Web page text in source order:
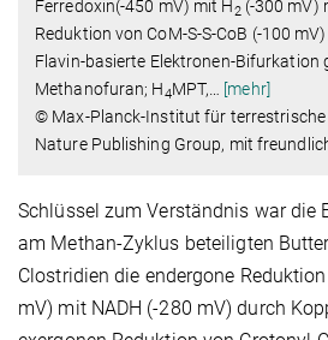
Ferredoxin(-450 mV) mit H2(-300 mV)
Reduktion von CoM-S-S-CoB (-100
Flavin-basierte Elektronen-Bifurkation
Methanofuran; H4MPT,
[mehr]
© Max-Planck-Institut für
Nature Publishing Group, mit
Schlüssel zum Verständnis war die
am Methan-Zyklus beteiligten
Clostridien die endergone
mV) mit NADH (-280 mV) durch